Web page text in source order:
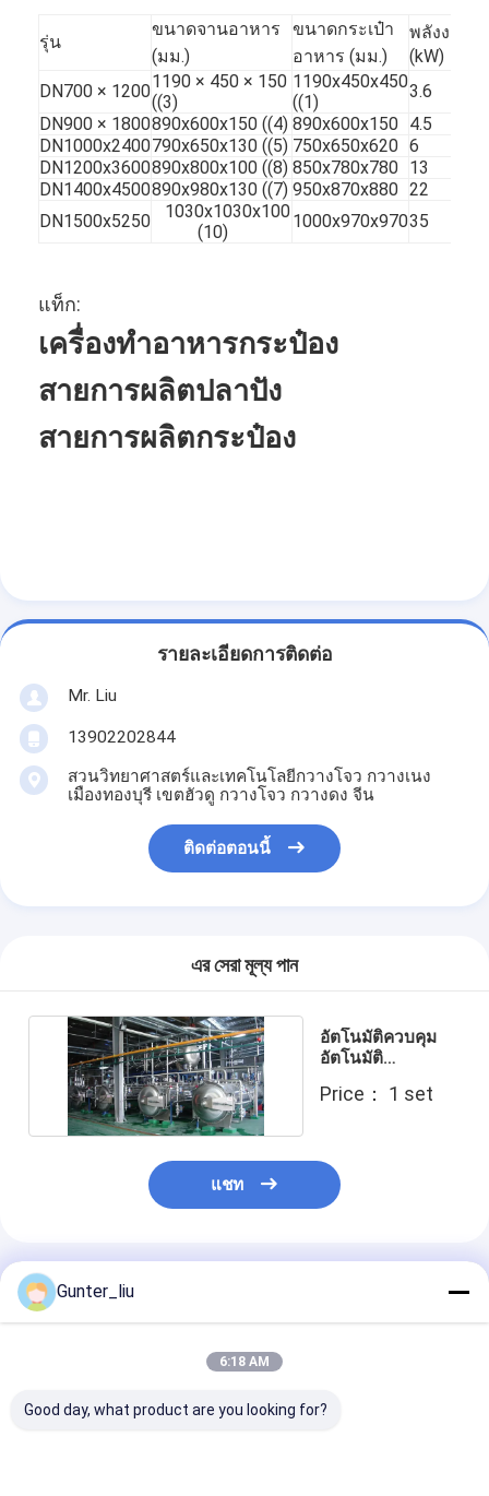
รุ่น
ขนาดจานอาหาร
(มม.)
ขนาดกระเป๋า
อาหาร (มม.)
พลังงาน
(kW)
DN700 × 12001190 × 450 × 150
((3)
1190x450x450
((1)
3.6
DN900 × 1800890x600x150 ((4) 890x600x150 4.5
DN1000x2400790x650x130 ((5) 750x650x620 6
DN1200x3600890x800x100 ((8) 850x780x780 13
DN1400x4500890x980x130 ((7) 950x870x880 22
DN1500x5250
1030x1030x100
(10)
1000x970x97035
แท็ก:
เครื่องทําอาหารกระป๋อง
สายการผลิตปลาปัง
สายการผลิตกระป๋อง
รายละเอียดการติดต่อ
Mr. Liu
13902202844
สวนวิทยาศาสตร์และเทคโนโลยีกวางโจว กวางเนง
เมืองทองบุรี เขตฮัวดู กวางโจว กวางดง จีน
ติดต่อตอนนี้
এর সেরা মূল্য পান
อัตโนมัติควบคุม
อัตโนมัติ
Price： 1 set
แชท
แนะนำผลิตภัณฑ์
Gunter_liu
6:18 AM
Good day, what product are you looking for?